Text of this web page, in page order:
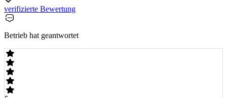
verifizierte Bewertung
Betrieb hat geantwortet